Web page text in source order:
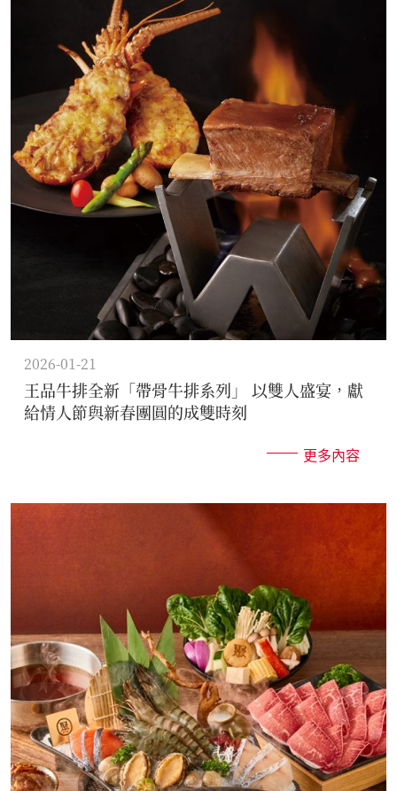
2026-01-21
王品牛排全新「帶骨牛排系列」 以雙人盛宴，獻
給情人節與新春團圓的成雙時刻
更多內容